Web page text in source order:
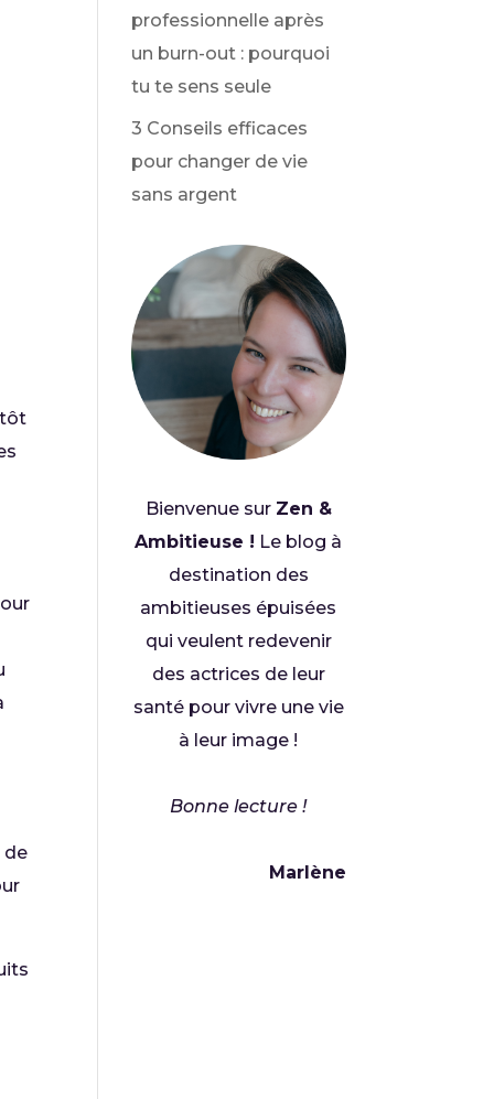
de
professionnelle après
un burn-out : pourquoi
tu te sens seule
3 Conseils efficaces
pour changer de vie
sans argent
Bienvenue sur Zen &
Ambitieuse ! Le blog à
destination des
ambitieuses épuisées
qui veulent redevenir
des actrices de leur
santé pour vivre une vie
à leur image !
Bonne lecture !
Marlène